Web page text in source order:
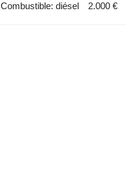
Combustible: diésel 2.000 €